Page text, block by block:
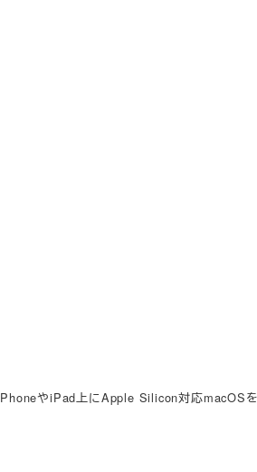
やiPad上にApple Silicon対応macOSを